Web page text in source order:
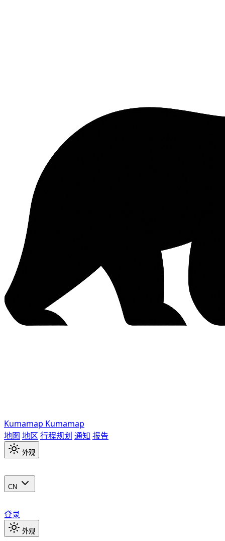
Kumamap Kumamap
地图 地区 行程规划 通知 报告
外观
CN
登录
外观